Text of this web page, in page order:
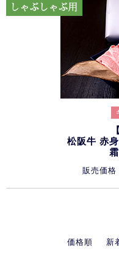
松阪牛 赤
販売価格
価格順 新